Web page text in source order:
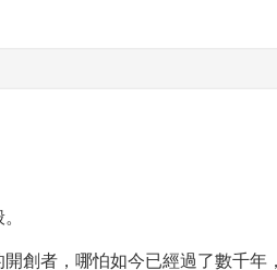
創者，哪怕如今已經過了數千年